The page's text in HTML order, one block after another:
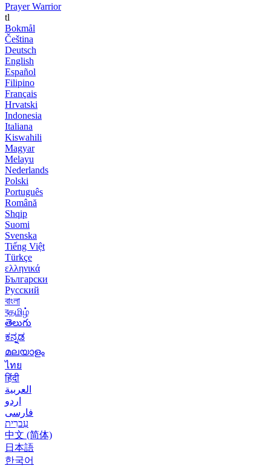
Prayer Warrior
tl
Bokmål
Čeština
Deutsch
English
Español
Filipino
Français
Hrvatski
Indonesia
Italiana
Kiswahili
Magyar
Melayu
Nederlands
Polski
Português
Română
Shqip
Suomi
Svenska
Tiếng Việt
Türkçe
ελληνικά
Български
Русский
বাংলা
বதமிழ்
తెలుగు
ಕನ್ನಡ
മലയാളം
ไทย
हिंदी
العربية
اردو
فارسی
עִברִית
中文 (简体)
日本語
한국어